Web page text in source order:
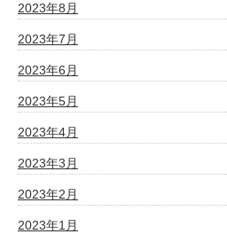
2023年8月
2023年7月
2023年6月
2023年5月
2023年4月
2023年3月
2023年2月
2023年1月